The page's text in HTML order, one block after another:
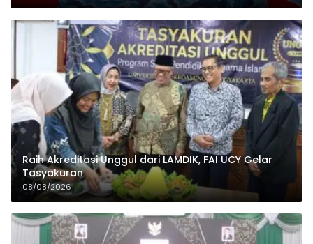
Raih Akreditasi Unggul dari LAMDIK, FAI UCY Gelar
Tasyakuran
08/08/2026